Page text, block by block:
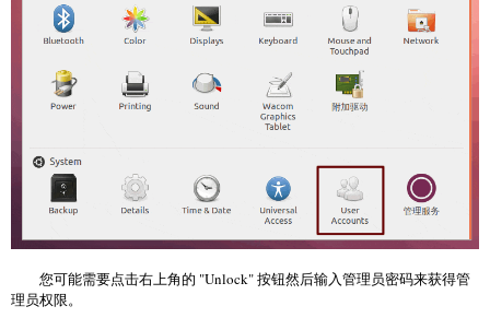
您可能需要点击右上角的 "Unlock" 按钮然后输入管理员密码来获得管
理员权限。